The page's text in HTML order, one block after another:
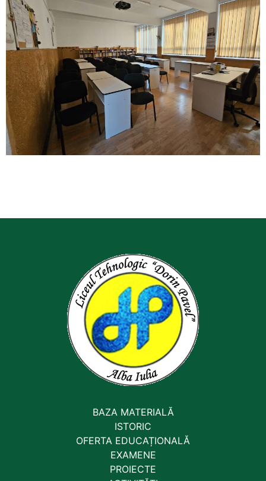
BAZA MATERIALĂ
ISTORIC
OFERTA EDUCAȚIONALĂ
EXAMENE
PROIECTE